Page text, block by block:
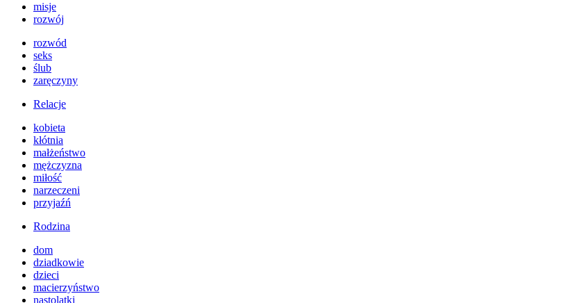
misje
rozwój
rozwód
seks
ślub
zaręczyny
Relacje
kobieta
kłótnia
małżeństwo
mężczyzna
miłość
narzeczeni
przyjaźń
Rodzina
dom
dziadkowie
dzieci
macierzyństwo
nastolatki